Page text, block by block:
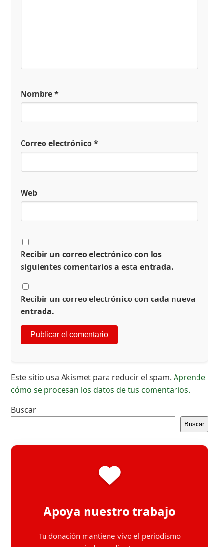
Nombre*
Correo electrónico*
Web
Recibir un correo electrónico con los
siguientes comentarios a esta entrada.
Recibir un correo electrónico con cada nueva
entrada.
Este sitio usa Akismet para reducir el spam.Aprende
cómo se procesan los datos de tus comentarios.
Buscar
Buscar
Apoya nuestro trabajo
Tu donación mantiene vivo el periodismo